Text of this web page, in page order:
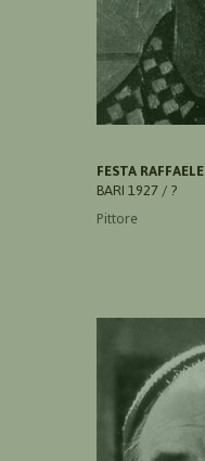
FESTA RAFFAELE
BARI 1927 / ?
Pittore